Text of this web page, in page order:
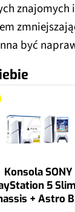
znajomych
być
Konsola SONY
5
+ Astro